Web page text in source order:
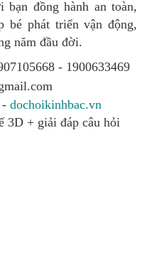
bạn đồng hành an toàn,
bé phát triển vận động,
năm đầu đời.
- 1900633469
- dochoikinhbac.vn
3D + giải đáp câu hỏi